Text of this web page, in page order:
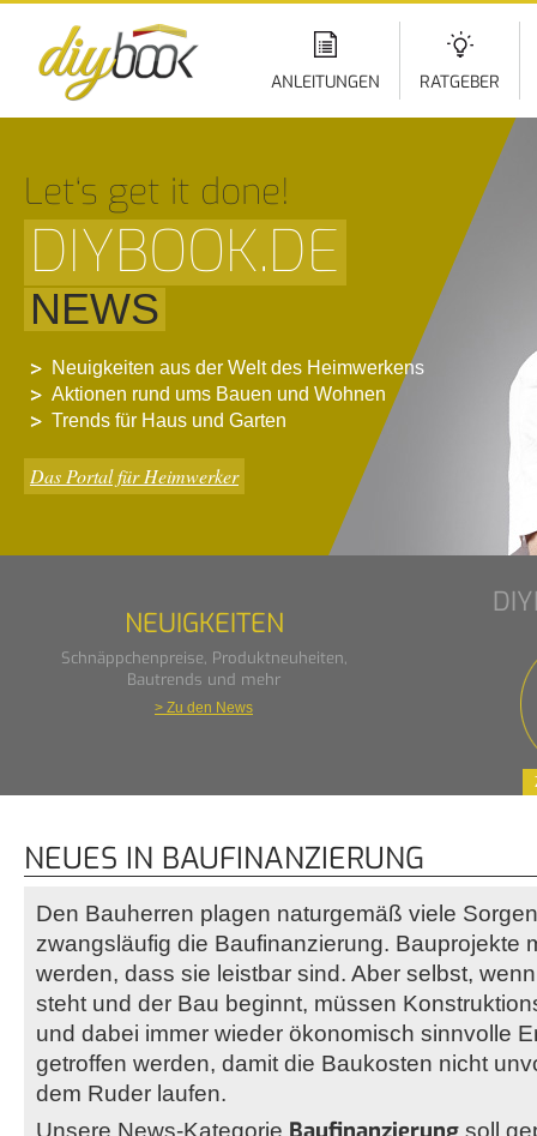
ANLEITUNGEN RATGEBER
Let‘s get it done!
DIYBOOK.DE
NEWS
Neuigkeiten aus der Welt des Heimwerkens
Aktionen rund ums Bauen und Wohnen
Trends für Haus und Garten
Das Portal für Heimwerker
NEUIGKEITEN
Schnäppchenpreise, Produktneuheiten,
Bautrends und mehr
> Zu den News
NEUES IN BAUFINANZIERUNG
Den Bauherren plagen naturgemäß viele
zwangsläufig die Baufinanzierung. Bauprojekte
werden, dass sie leistbar sind. Aber selbst,
steht und der Bau beginnt, müssen
und dabei immer wieder ökonomisch sinnvolle
getroffen werden, damit die Baukosten nicht
dem Ruder laufen.
Unsere News-Kategorie
soll